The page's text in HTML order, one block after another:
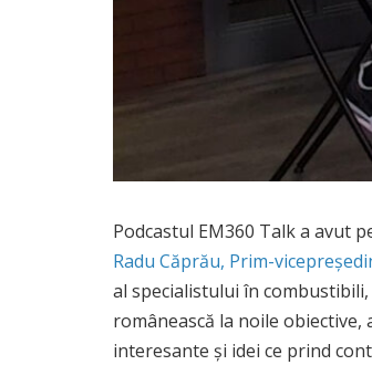
Podcastul EM360 Talk a avut
Radu Căprău, Prim-
al specialistului în
românească la noile
interesante și idei ce prind